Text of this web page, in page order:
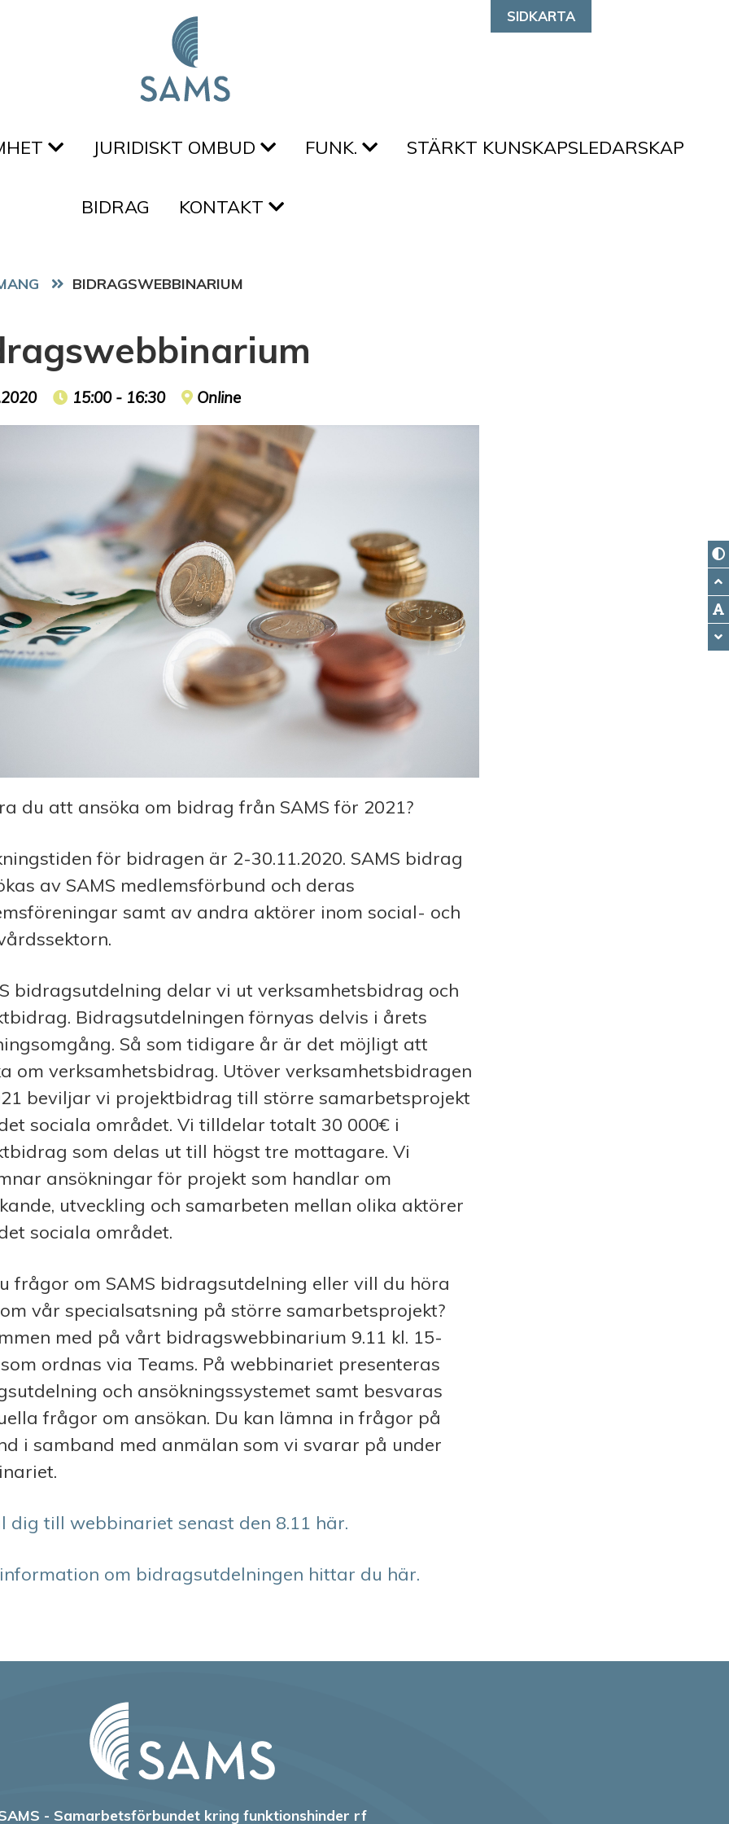
SIDKARTA
JURIDISKT OMBUD FUNK. STÄRKT KUNSKAPSLEDARSKAP
BIDRAG KONTAKT
BIDRAGSWEBBINARIUM
date Event time
15:00 - 16:30 Event location
Online
du att ansöka om bidrag från SAMS för 2021?
för bidragen är 2-30.11.2020. SAMS bidrag
av SAMS medlemsförbund och deras
samt av andra aktörer inom social- och
bidragsutdelning delar vi ut verksamhetsbidrag och
Bidragsutdelningen förnyas delvis i årets
Så som tidigare år är det möjligt att
om verksamhetsbidrag. Utöver verksamhetsbidragen
beviljar vi projektbidrag till större samarbetsprojekt
sociala området. Vi tilldelar totalt 30 000€ i
som delas ut till högst tre mottagare. Vi
ansökningar för projekt som handlar om
utveckling och samarbeten mellan olika aktörer
sociala området.
frågor om SAMS bidragsutdelning eller vill du höra
vår specialsatsning på större samarbetsprojekt?
med på vårt bidragswebbinarium 9.11 kl. 15-
ordnas via Teams. På webbinariet presenteras
och ansökningssystemet samt besvaras
frågor om ansökan. Du kan lämna in frågor på
i samband med anmälan som vi svarar på under
dig till webbinariet senast den 8.11 här.
om bidragsutdelningen hittar du här.
- Samarbetsförbundet kring funktionshinder rf